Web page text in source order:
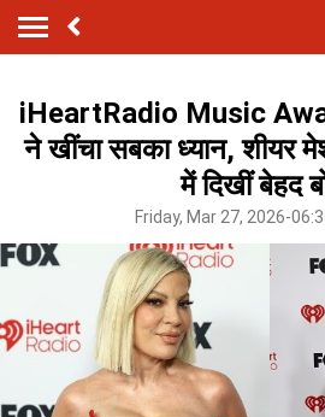
iHeartRadio Music
ने खींचा सबका ध्यान,
में दिखीं बेहद
Friday, Mar 27, 2026-